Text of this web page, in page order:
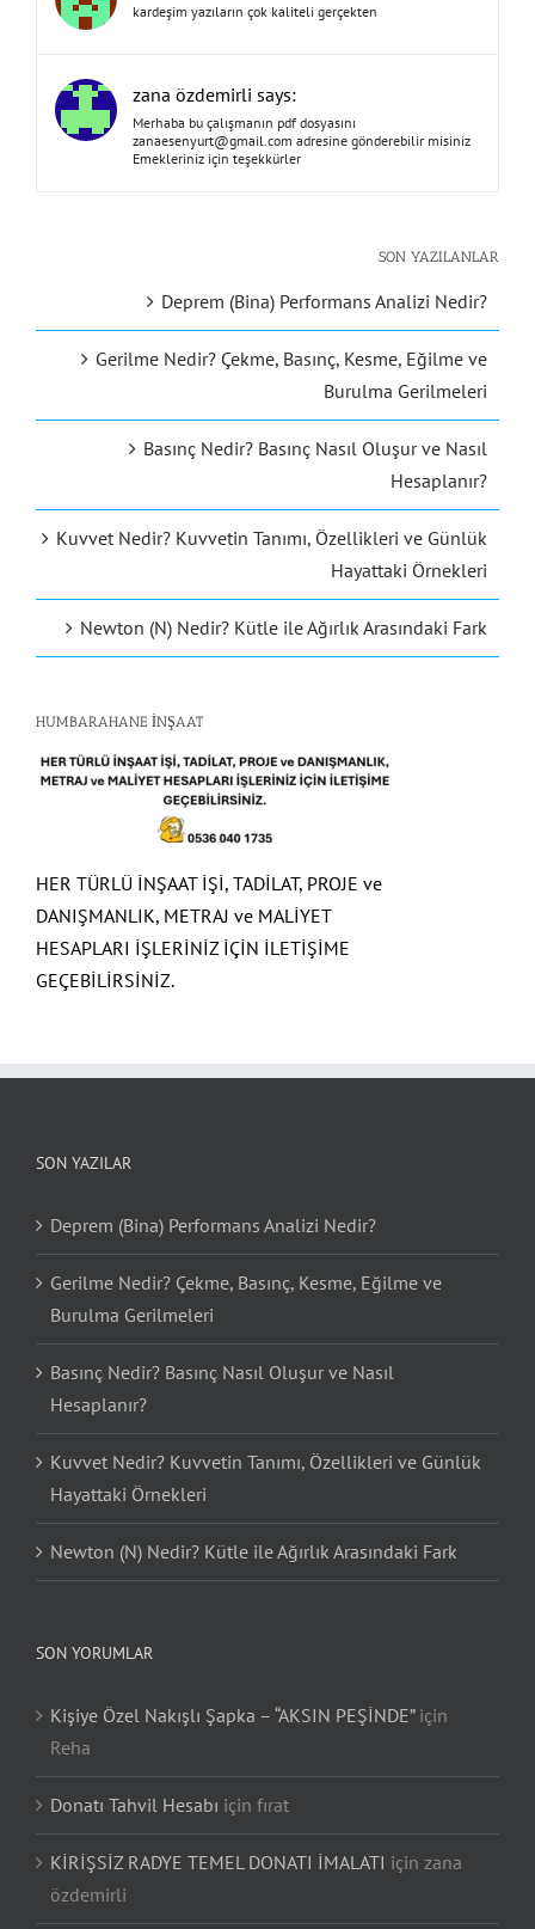
kardeşim yazıların çok kaliteli gerçekten
zana özdemirli says:
Merhaba bu çalışmanın pdf dosyasını
zanaesenyurt@gmail.com adresine gönderebilir misiniz
Emekleriniz için teşekkürler
SON YAZILANLAR
Deprem (Bina) Performans Analizi Nedir?
Gerilme Nedir? Çekme, Basınç, Kesme, Eğilme ve
Burulma Gerilmeleri
Basınç Nedir? Basınç Nasıl Oluşur ve Nasıl
Hesaplanır?
Kuvvet Nedir? Kuvvetin Tanımı, Özellikleri ve Günlük
Hayattaki Örnekleri
Newton (N) Nedir? Kütle ile Ağırlık Arasındaki Fark
HUMBARAHANE İNŞAAT
HER TÜRLÜ İNŞAAT İŞİ, TADİLAT, PROJE ve
DANIŞMANLIK, METRAJ ve MALİYET
HESAPLARI İŞLERİNİZ İÇİN İLETİŞİME
GEÇEBİLİRSİNİZ.
SON YAZILAR
Deprem (Bina) Performans Analizi Nedir?
Gerilme Nedir? Çekme, Basınç, Kesme, Eğilme ve
Burulma Gerilmeleri
Basınç Nedir? Basınç Nasıl Oluşur ve Nasıl
Hesaplanır?
Kuvvet Nedir? Kuvvetin Tanımı, Özellikleri ve Günlük
Hayattaki Örnekleri
Newton (N) Nedir? Kütle ile Ağırlık Arasındaki Fark
SON YORUMLAR
Kişiye Özel Nakışlı Şapka – “AKSIN PEŞİNDE”için
Reha
Donatı Tahvil Hesabı için fırat
KİRİŞSİZ RADYE TEMEL DONATI İMALATI için zana
özdemirli